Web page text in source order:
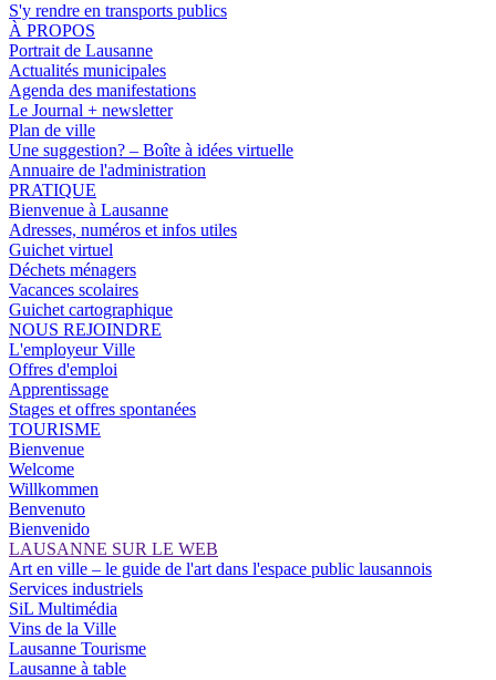
S'y rendre en transports publics
À PROPOS
Portrait de Lausanne
Actualités municipales
Agenda des manifestations
Le Journal + newsletter
Plan de ville
Une suggestion? – Boîte à idées virtuelle
Annuaire de l'administration
PRATIQUE
Bienvenue à Lausanne
Adresses, numéros et infos utiles
Guichet virtuel
Déchets ménagers
Vacances scolaires
Guichet cartographique
NOUS REJOINDRE
L'employeur Ville
Offres d'emploi
Apprentissage
Stages et offres spontanées
TOURISME
Bienvenue
Welcome
Willkommen
Benvenuto
Bienvenido
LAUSANNE SUR LE WEB
Art en ville – le guide de l'art dans l'espace public lausannois
Services industriels
SiL Multimédia
Vins de la Ville
Lausanne Tourisme
Lausanne à table